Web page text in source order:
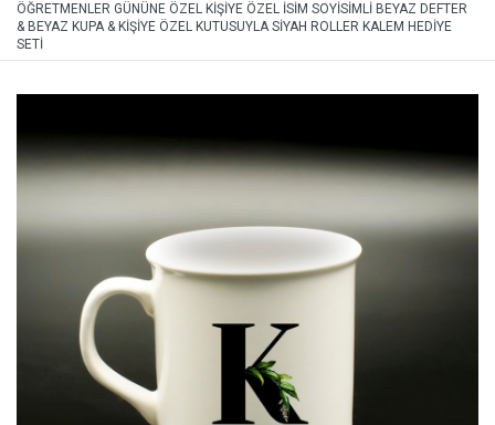
ÖĞRETMENLER GÜNÜNE ÖZEL KIŞIYE ÖZEL İSIM SOYISIMLI BEYAZ DEFTER
& BEYAZ KUPA & KIŞIYE ÖZEL KUTUSUYLA SIYAH ROLLER KALEM HEDIYE
SETI